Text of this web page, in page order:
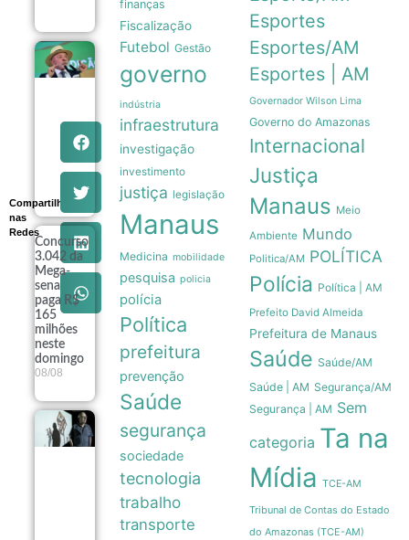
Compartilhe
nas
Redes
08/08
pretende
apresentar
dados de
preservação
Amazônia
ao governo
Trump
08/08
Concurso
3.042 da
Mega-
sena
paga R$
165
milhões
neste
domingo
08/08
Exposição
fotográfica
no Rio
revela a
estética e a
resistência
ambulantes
finanças
Fiscalização
Futebol Gestão
governo
indústria
infraestrutura
investigação
investimento
justiça legislação
Manaus
Medicina mobilidade
pesquisa policia
polícia
Política
prefeitura
prevenção
Saúde
segurança
sociedade
tecnologia
trabalho
transporte
Esportes
Esportes/AM
Esportes | AM
Governador Wilson Lima
Governo do Amazonas
Internacional
Justiça
Manaus Meio
Ambiente Mundo
Politica/AM POLÍTICA
Polícia Política | AM
Prefeito David Almeida
Prefeitura de Manaus
Saúde Saúde/AM
Saúde | AM Segurança/AM
Segurança | AM Sem
categoria Ta na
Mídia TCE-AM
Tribunal de Contas do Estado
do Amazonas (TCE-AM)